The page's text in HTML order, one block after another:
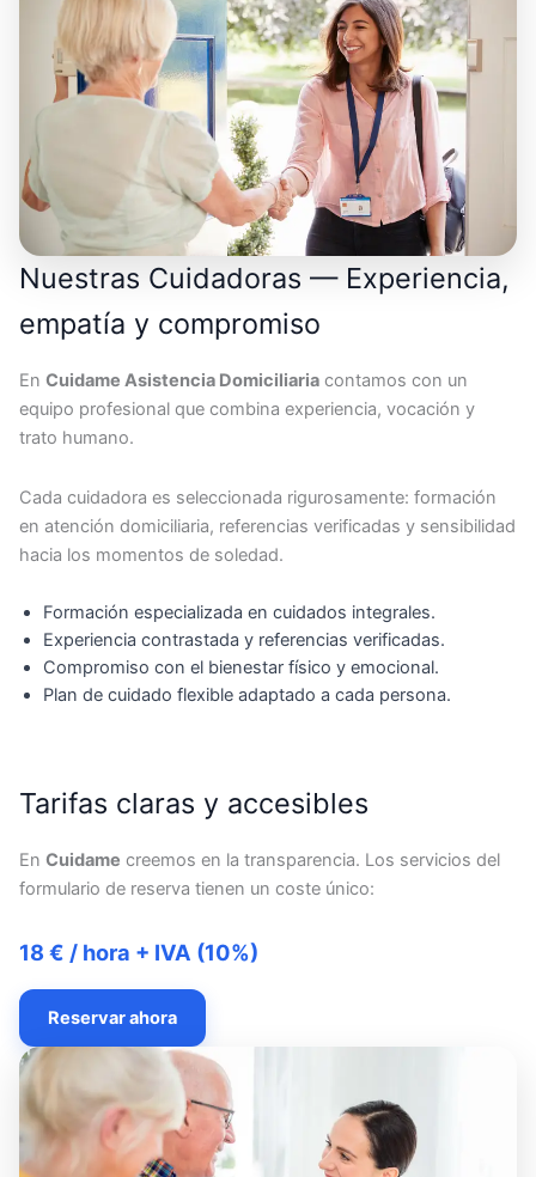
Nuestras Cuidadoras — Experiencia,
empatía y compromiso
En Cuidame Asistencia Domiciliaria contamos con un
equipo profesional que combina experiencia, vocación y
trato humano.
Cada cuidadora es seleccionada rigurosamente: formación
en atención domiciliaria, referencias verificadas y sensibilidad
hacia los momentos de soledad.
Formación especializada en cuidados integrales.
Experiencia contrastada y referencias verificadas.
Compromiso con el bienestar físico y emocional.
Plan de cuidado flexible adaptado a cada persona.
Tarifas claras y accesibles
En Cuidame creemos en la transparencia. Los servicios del
formulario de reserva tienen un coste único:
18 € / hora + IVA (10%)
Reservar ahora